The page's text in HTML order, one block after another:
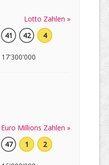
Lotto Zahlen »
41 42 4
Euro Millions Zahlen »
47 1 2